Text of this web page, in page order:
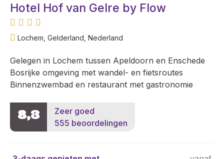
Hotel Hof van Gelre by Flow
Lochem, Gelderland, Nederland
Gelegen in Lochem tussen Apeldoorn en Enschede
Bosrijke omgeving met wandel- en fietsroutes
Binnenzwembad en restaurant met gastronomie
8,3
Zeer goed
555 beoordelingen